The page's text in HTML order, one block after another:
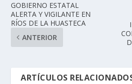
GOBIERNO ESTATAL
ALERTA Y VIGILANTE EN
RÍOS DE LA HUASTECA
ANTERIOR
ARTÍCULOS